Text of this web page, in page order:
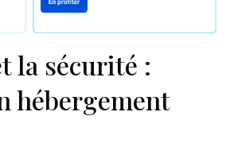
la sécurité :
hébergement